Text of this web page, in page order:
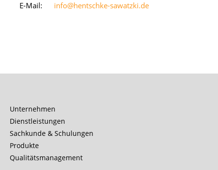
E-Mail: info@hentschke-sawatzki.de
Unternehmen
Dienstleistungen
Sachkunde & Schulungen
Produkte
Qualitätsmanagement